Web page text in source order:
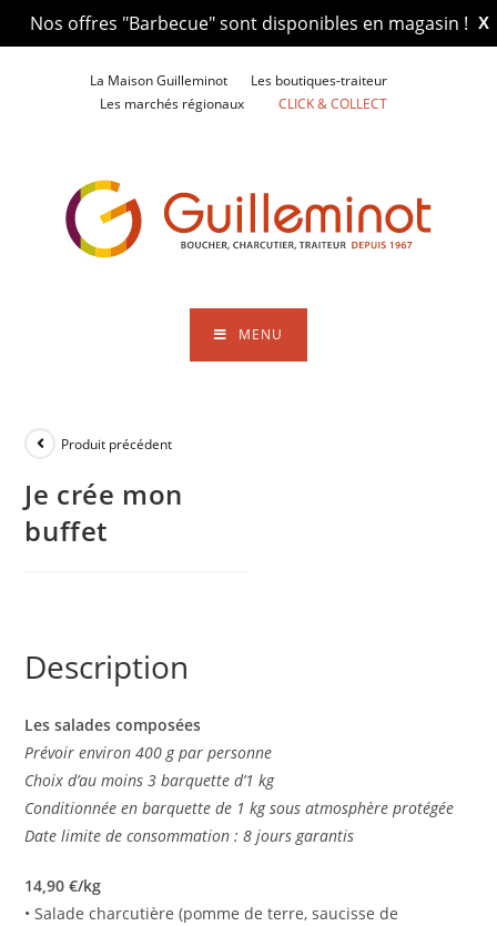
X
Nos offres "Barbecue" sont disponibles en magasin !
La Maison Guilleminot
Les boutiques-traiteur
Les marchés régionaux
CLICK & COLLECT
MENU
Produit précédent
Je crée mon
buffet
Description
Les salades composées
Prévoir environ 400 g par personne
Choix d’au moins 3 barquette d’1 kg
Conditionnée en barquette de 1 kg sous atmosphère protégée
Date limite de consommation : 8 jours garantis
14,90 €/kg
• Salade charcutière (pomme de terre, saucisse de